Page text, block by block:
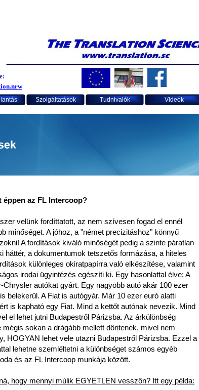
Szolgáltatások Tudnivalók Videók
éppen az FL Intercoop?
velünk fordíttatott, az nem szívesen fogad el ennél
minőséget. A jóhoz, a "német precizitáshoz" könnyű
A fordítások kiváló minőségét pedig a szinte páratlan
háttér, a dokumentumok tetszetős formázása, a hiteles
különleges okiratpapírra való elkészítése, valamint
irodai ügyintézés egészíti ki. Egy hasonlattal élve: A
Chrysler autókat gyárt. Egy nagyobb autó akár 100 ezer
belekerül. A Fiat is autógyár. Már 10 ezer euró alatti
is kapható egy Fiat. Mind a kettőt autónak nevezik. Mind
el lehet jutni Budapestről Párizsba. Az árkülönbség
mégis sokan a drágább mellett döntenek, mivel nem
HOGYAN lehet vele utazni Budapestről Párizsba. Ezzel a
lehetne szemléltetni a különbséget számos egyéb
és az FL Intercoop munkája között.
hogy mennyi múlik EGYETLEN vesszőn? Itt egy példa: